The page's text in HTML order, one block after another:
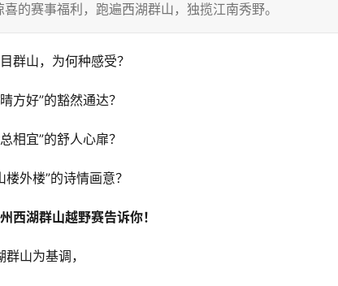
的赛事福利，跑遍西湖群山，独揽江南秀野。
群山，为何种感受？
方好”的豁然通达？
相宜”的舒人心扉？
外楼”的诗情画意？
西湖群山越野赛告诉你！
群山为基调，